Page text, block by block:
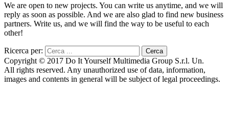
We are open to new projects. You can write us anytime, and we will
reply as soon as possible. And we are also glad to find new business
partners. Write us, and we will find the way to be useful to each
other!
Ricerca per:
Copyright © 2017 Do It Yourself Multimedia Group S.r.l. Un.
All rights reserved. Any unauthorized use of data, information,
images and contents in general will be subject of legal proceedings.